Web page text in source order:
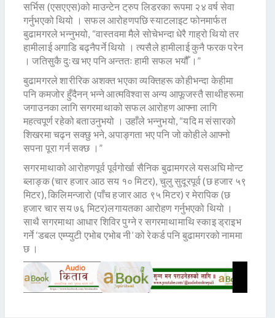
सर्भिस (एसएएस)को माउन्टेन ट्रुप लिडरका रूपमा २४ वर्ष सेवा
गर्नुभएको थियो । सफल आरोहणपछि स्याटलाइट फोनमार्फत
बुढामगरले भन्नुभयो, “वास्तवमा मैले सोचेभन्दा धेरै गाह्रो थियो तर
हामीलाई अगाडि बढ्नैपर्ने थियो । त्यसैले हामीलाई कुनै फरक परेन
। जतिसुकै दुःख भए पनि अन्ततः हामी सफल भयौँ ।”
बुढामगरले शारीरिक अशक्त भएका व्यक्तिहरू कोहीभन्दा केहीमा
पनि कमजोर हुँदैनन् भन्ने आत्मविश्वास अन्य आफूजस्तै साथीहरूमा
जगाउनका लागि सगरमाथाको सफल आरोहण आफ्ना लागि
महत्वपूर्ण रहेको बताउनुभयो । उहाँले भन्नुभयो, “यदि म संसारको
शिखरमा चढ्न सक्छु भने, अपाङ्गता भए पनि जो कोहीले आफ्नो
सपना पूरा गर्न सक्छ ।”
सगरमाथाको आरोहणपूर्व पूर्वगोर्खा सैनिक बुढामगरले यसअघि मोन्ट
ब्लाङ्क (चार हजार आठ सय १० मिटर), चुलु सुदूरपूर्व (छ हजार ५९
मिटर), किलिमन्जारो (पाँच हजार आठ ९५ मिटर) र मेरापिक (छ
हजार चार सय ७६ मिटर)लगायतका आरोहण गर्नुभएको थियो ।
साथै सगरमाथा आधार शिविर पुग्ने र सगरमाथामाथि स्काइ ड्राइभ
गर्ने ‘डबल एम्प्युटी एभोब एभोब नी’ को रेकर्ड पनि बुढामगरको नाममा
छ ।